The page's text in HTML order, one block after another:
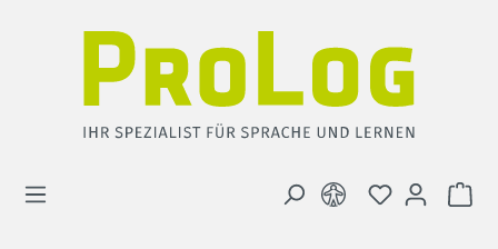
DU HAST 0